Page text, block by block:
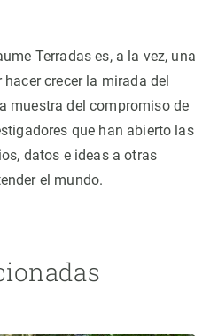
Terradas es, a la vez, una
crecer la mirada del
muestra del compromiso de
que han abierto las
datos e ideas a otras
el mundo.